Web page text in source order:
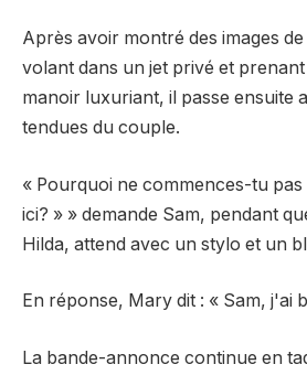
Après avoir montré des images
volant dans un jet privé et
manoir luxuriant, il passe ensuite
tendues du couple.
« Pourquoi ne commences-tu
ici? » » demande Sam, pendant
Hilda, attend avec un stylo et un
En réponse, Mary dit : « Sam, j'ai
La bande-annonce continue en